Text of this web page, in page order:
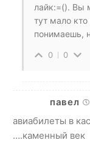
лайк:=(). Вы
тут мало
понимаешь,
0 0
павел
авиабилеты в
….каменный век